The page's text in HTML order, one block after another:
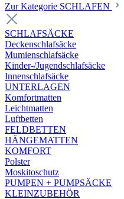
Zur Kategorie SCHLAFEN
SCHLAFSÄCKE
Deckenschlafsäcke
Mumienschlafsäcke
Kinder-/Jugendschlafsäcke
Innenschlafsäcke
UNTERLAGEN
Komfortmatten
Leichtmatten
Luftbetten
FELDBETTEN
HÄNGEMATTEN
KOMFORT
Polster
Moskitoschutz
PUMPEN + PUMPSÄCKE
KLEINZUBEHÖR